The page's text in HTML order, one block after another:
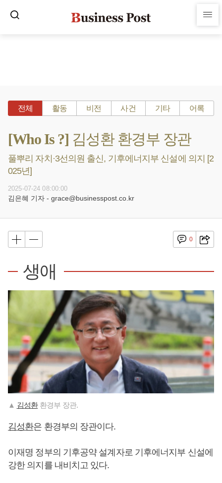
전체 활동 비전 사건 기타 어록
[Who Is ?] 김성환 환경부 장관
풀뿌리 자치·3선의원 출신, 기후에너지부 신설에 의지 [2
025년]
2025-07-24 08:00:00
김은혜 기자 - grace@businesspost.co.kr
0
생애
▲ 김성환환경부 장관.
김성환은 환경부의 장관이다.
이재명 정부의 기후공약 설계자로 기후에너지부 신설에
강한 의지를 내비치고 있다.